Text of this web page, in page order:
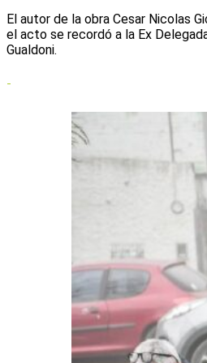
El autor de la obra Cesar Nicolas
el acto se recordó a la Ex
Gualdoni.